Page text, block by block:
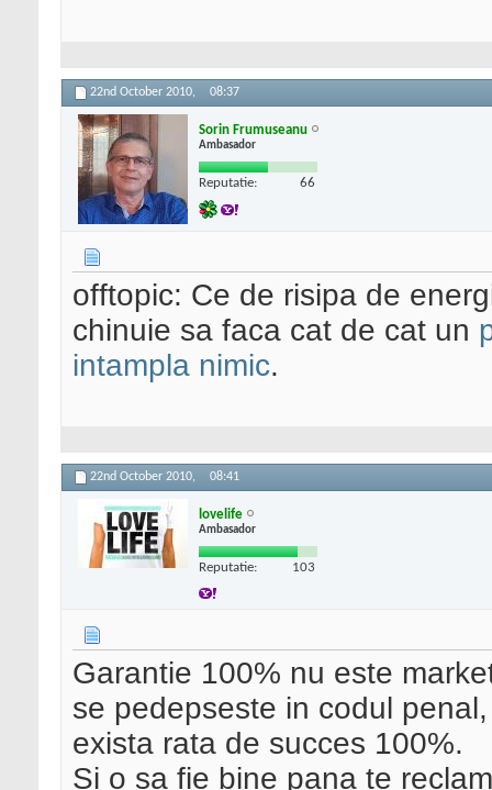
22nd October 2010, 08:37
Sorin Frumuseanu
Ambasador
Reputatie: 66
offtopic: Ce de risipa de
chinuie sa faca cat de cat un
intampla nimic.
22nd October 2010, 08:41
lovelife
Ambasador
Reputatie: 103
Garantie 100% nu este
se pedepseste in codul
exista rata de succes 100%.
Si o sa fie bine pana te